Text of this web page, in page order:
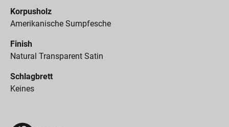
Korpusholz
Amerikanische Sumpfesche
Finish
Natural Transparent Satin
Schlagbrett
Keines